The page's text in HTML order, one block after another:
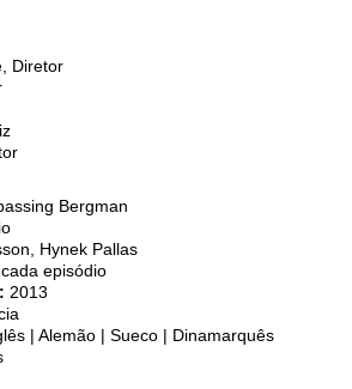
Diretor
Bergman
Hynek Pallas
episódio
2013
| Alemão | Sueco | Dinamarquês